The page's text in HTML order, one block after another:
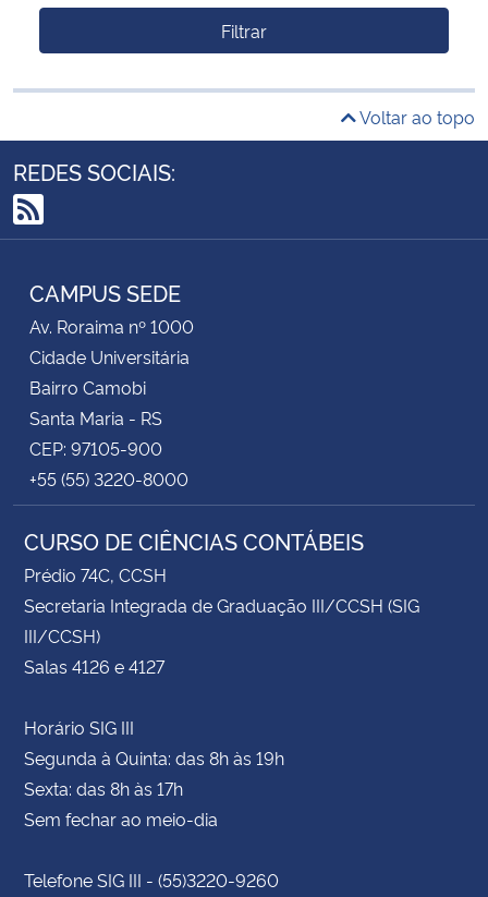
Filtrar
Voltar ao topo
REDES SOCIAIS:
RSS
CAMPUS SEDE
Av. Roraima nº 1000
Cidade Universitária
Bairro Camobi
Santa Maria - RS
CEP: 97105-900
+55 (55) 3220-8000
CURSO DE CIÊNCIAS CONTÁBEIS
Prédio 74C, CCSH
Secretaria Integrada de Graduação III/CCSH (SIG
III/CCSH)
Salas 4126 e 4127
Horário SIG III
Segunda à Quinta: das 8h às 19h
Sexta: das 8h às 17h
Sem fechar ao meio-dia
Telefone SIG III - (55)3220-9260